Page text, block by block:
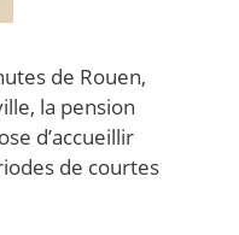
de Rouen,
la pension
d’accueillir
de courtes